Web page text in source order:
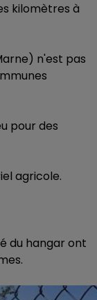
kilomètres à
n'est pas
pour des
agricole.
du hangar ont